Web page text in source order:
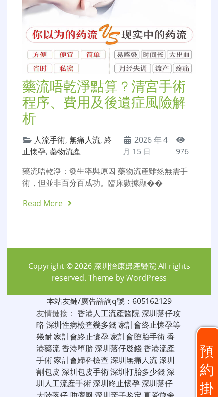
藥流唔乾淨點算？清宮手術
程序、費用及後遺症風險解
析
人流手術, 無痛人流, 終
止懷孕, 藥物流產
2026 年 4
月 15 日
976
藥流唔乾淨：發生率與原因 藥物流產雖然無需手
術，但並非百分百成功。臨床數據顯��
Read More
預
約
掛
Copyright © 2026深圳怡康婦產醫院All rights
reserved. Theme byWordPress
本站友鏈/廣告諮詢q號：605162129
友情鏈接： 香港人工流產醫院深圳落仔攻
略 深圳性病檢查幾多錢家計會終止懷孕等
幾耐家計會終止懷孕家計會堕胎手術香
港藥流香港堕胎深圳落仔幾錢香港流產
手術家計會婦科檢查 深圳無痛人流深圳
割包皮 深圳包皮手術深圳打胎多少錢深
圳人工流産手術深圳終止懷孕深圳落仔